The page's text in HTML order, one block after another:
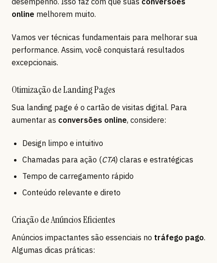
online melhorem muito.
Vamos ver técnicas fundamentais para melhorar sua
performance. Assim, você conquistará resultados
excepcionais.
Otimização de Landing Pages
Sua landing page é o cartão de visitas digital. Para
aumentar as conversões online, considere:
Design limpo e intuitivo
Chamadas para ação (CTA) claras e estratégicas
Tempo de carregamento rápido
Conteúdo relevante e direto
Criação de Anúncios Eficientes
Anúncios impactantes são essenciais no tráfego pago.
Algumas dicas práticas: